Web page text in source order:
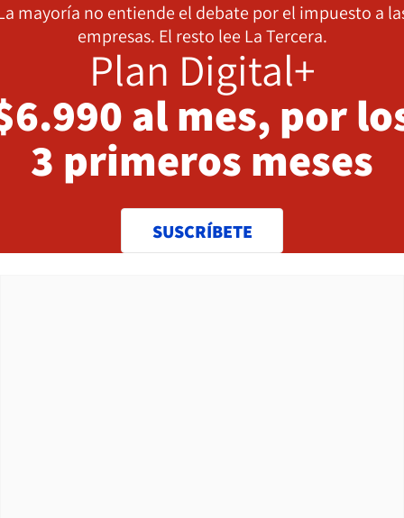
mayoría no entiende el debate por el impuesto a
empresas. El resto lee La Tercera.
Plan Digital+
al mes, por
3 primeros meses
SUSCRÍBETE